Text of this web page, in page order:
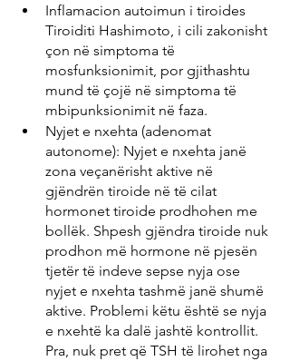
Inflamacion autoimun i tiroides
Tiroiditi Hashimoto, i cili zakonisht
çon në simptoma të
mosfunksionimit, por gjithashtu
mund të çojë në simptoma të
mbipunksionimit në faza.
Nyjet e nxehta (adenomat
autonome): Nyjet e nxehta janë
zona veçanërisht aktive në
gjëndrën tiroide në të cilat
hormonet tiroide prodhohen me
bollëk. Shpesh gjëndra tiroide nuk
prodhon më hormone në pjesën
tjetër të indeve sepse nyja ose
nyjet e nxehta tashmë janë shumë
aktive. Problemi këtu është se nyja
e nxehtë ka dalë jashtë kontrollit.
Pra, nuk pret që TSH të lirohet nga